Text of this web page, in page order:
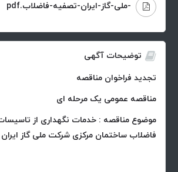
-ملی-گاز-ایران-تصفیه-فاضلاب.pdf
توضیحات آگهی
تجدید فراخوان مناقصه
مناقصه عمومی یک مرحله ای
موضوع مناقصه : خدمات نگهداری از
فاضلاب ساختمان مرکزی شرکت ملی گاز ایران